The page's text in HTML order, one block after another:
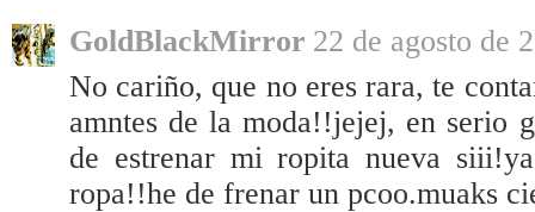
GoldBlackMirror 22 de agosto de
No cariño, que no eres rara, te
amntes de la moda!!jejej, en serio
de estrenar mi ropita nueva
ropa!!he de frenar un pcoo.muaks